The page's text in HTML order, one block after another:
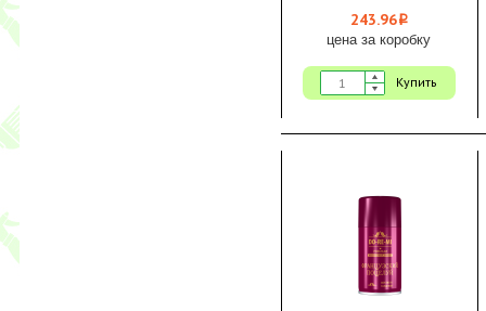
243.96i
цена за коробку
Купить